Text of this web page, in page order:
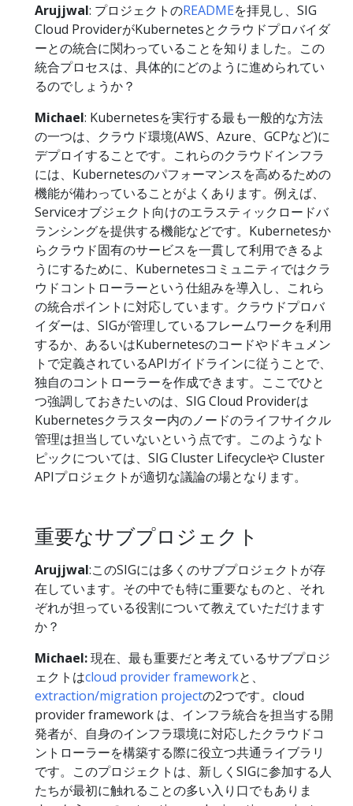
Arujjwal: プロジェクトのREADMEを拝見し、SIG
Cloud ProviderがKubernetesとクラウドプロバイダ
ーとの統合に関わっていることを知りました。この
統合プロセスは、具体的にどのように進められてい
るのでしょうか？
Michael: Kubernetesを実行する最も一般的な方法
の一つは、クラウド環境(AWS、Azure、GCPなど)に
デプロイすることです。これらのクラウドインフラ
には、Kubernetesのパフォーマンスを高めるための
機能が備わっていることがよくあります。例えば、
Serviceオブジェクト向けのエラスティックロードバ
ランシングを提供する機能などです。Kubernetesか
らクラウド固有のサービスを一貫して利用できるよ
うにするために、Kubernetesコミュニティではクラ
ウドコントローラーという仕組みを導入し、これら
の統合ポイントに対応しています。クラウドプロバ
イダーは、SIGが管理しているフレームワークを利用
するか、あるいはKubernetesのコードやドキュメン
トで定義されているAPIガイドラインに従うことで、
独自のコントローラーを作成できます。ここでひと
つ強調しておきたいのは、SIG Cloud Providerは
Kubernetesクラスター内のノードのライフサイクル
管理は担当していないという点です。このようなト
ピックについては、SIG Cluster Lifecycleや Cluster
APIプロジェクトが適切な議論の場となります。
重要なサブプロジェクト
Arujjwal:このSIGには多くのサブプロジェクトが存
在しています。その中でも特に重要なものと、それ
ぞれが担っている役割について教えていただけます
か？
Michael:現在、最も重要だと考えているサブプロジ
ェクトはcloud provider frameworkと、
extraction/migration projectの2つです。cloud
provider framework は、インフラ統合を担当する開
発者が、自身のインフラ環境に対応したクラウドコ
ントローラーを構築する際に役立つ共通ライブラリ
です。このプロジェクトは、新しくSIGに参加する人
たちが最初に触れることの多い入り口でもありま